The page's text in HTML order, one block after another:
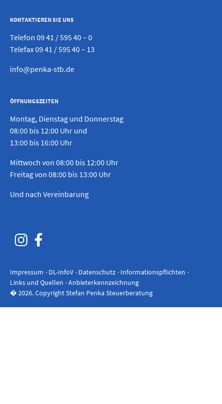
KONTAKTIEREN SIE UNS
Telefon 09 41 / 595 40 – 0
Telefax 09 41 / 595 40 – 13
info@penka-stb.de
ÖFFNUNGSZEITEN
Montag, Dienstag und Donnerstag
08:00 bis 12:00 Uhr und
13:00 bis 16:00 Uhr
Mittwoch von 08:00 bis 12:00 Uhr
Freitag von 08:00 bis 13:00 Uhr
Und nach Vereinbarung
Impressum DL-InfoV Datenschutz
Informationspflichten
Links und Quellen
Anbieterkennzeichnung
� 2026. Copyright Stefan Penka Steuerberatung